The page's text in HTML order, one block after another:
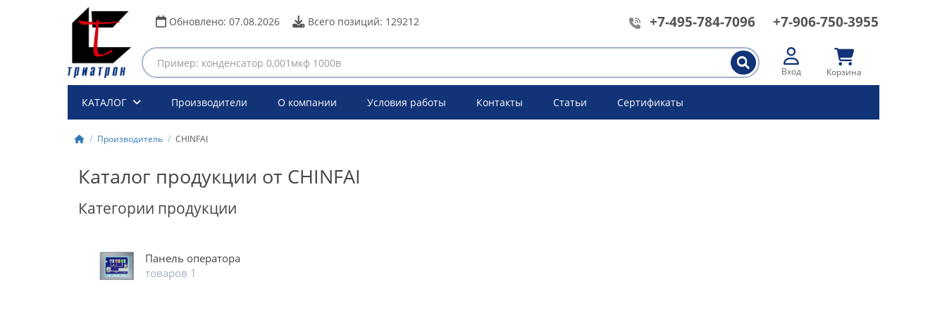
Обновлено: 07.08.2026 Всего позиций: 129212 +7-495-784-7096 +7-906-750-3955
Вход Корзина
КАТАЛОГ Производители О компании Условия работы Контакты Статьи Сертификаты
Производитель CHINFAI
Каталог продукции от CHINFAI
Категории продукции
Панель оператора
товаров 1